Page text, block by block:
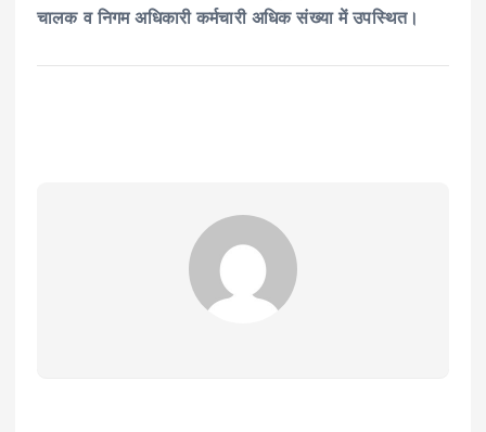
चालक व निगम अधिकारी कर्मचारी अधिक संख्या में उपस्थित।